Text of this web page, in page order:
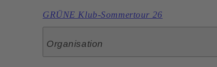
GRÜNE Klub-Sommertour 26
Organisation